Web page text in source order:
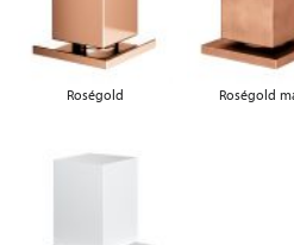
Roségold Roségold